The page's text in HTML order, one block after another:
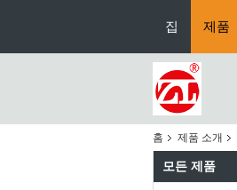
집 제품
홈 제품 소개
모든 제품